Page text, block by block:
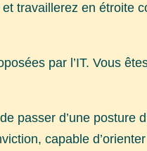
travaillerez en étroite
par l’IT. Vous
passer d’une posture
capable